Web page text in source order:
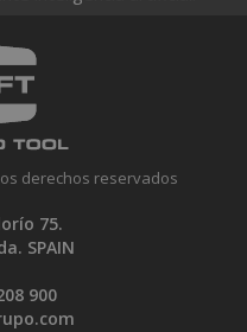
derechos reservados
75.
SPAIN
900